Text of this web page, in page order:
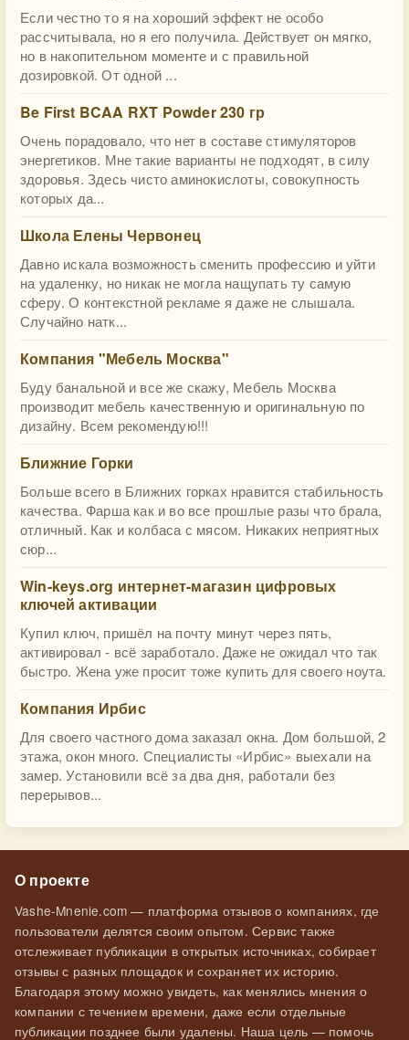
Если честно то я на хороший эффект не особо
рассчитывала, но я его получила. Действует он мягко,
но в накопительном моменте и с правильной
дозировкой. От одной ...
Be First BCAA RXT Powder 230 гр
Очень порадовало, что нет в составе стимуляторов
энергетиков. Мне такие варианты не подходят, в силу
здоровья. Здесь чисто аминокислоты, совокупность
которых да...
Школа Елены Червонец
Давно искала возможность сменить профессию и уйти
на удаленку, но никак не могла нащупать ту самую
сферу. О контекстной рекламе я даже не слышала.
Случайно натк...
Компания "Мебель Москва"
Буду банальной и все же скажу, Мебель Москва
производит мебель качественную и оригинальную по
дизайну. Всем рекомендую!!!
Ближние Горки
Больше всего в Ближних горках нравится стабильность
качества. Фарша как и во все прошлые разы что брала,
отличный. Как и колбаса с мясом. Никаких неприятных
сюр...
Win-keys.org интернет-магазин цифровых
ключей активации
Купил ключ, пришёл на почту минут через пять,
активировал - всё заработало. Даже не ожидал что так
быстро. Жена уже просит тоже купить для своего ноута.
Компания Ирбис
Для своего частного дома заказал окна. Дом большой, 2
этажа, окон много. Специалисты «Ирбис» выехали на
замер. Установили всё за два дня, работали без
перерывов...
О проекте
Vashe-Mnenie.com — платформа отзывов о компаниях, где
пользователи делятся своим опытом. Сервис также
отслеживает публикации в открытых источниках, собирает
отзывы с разных площадок и сохраняет их историю.
Благодаря этому можно увидеть, как менялись мнения о
компании с течением времени, даже если отдельные
публикации позднее были удалены. Наша цель — помочь